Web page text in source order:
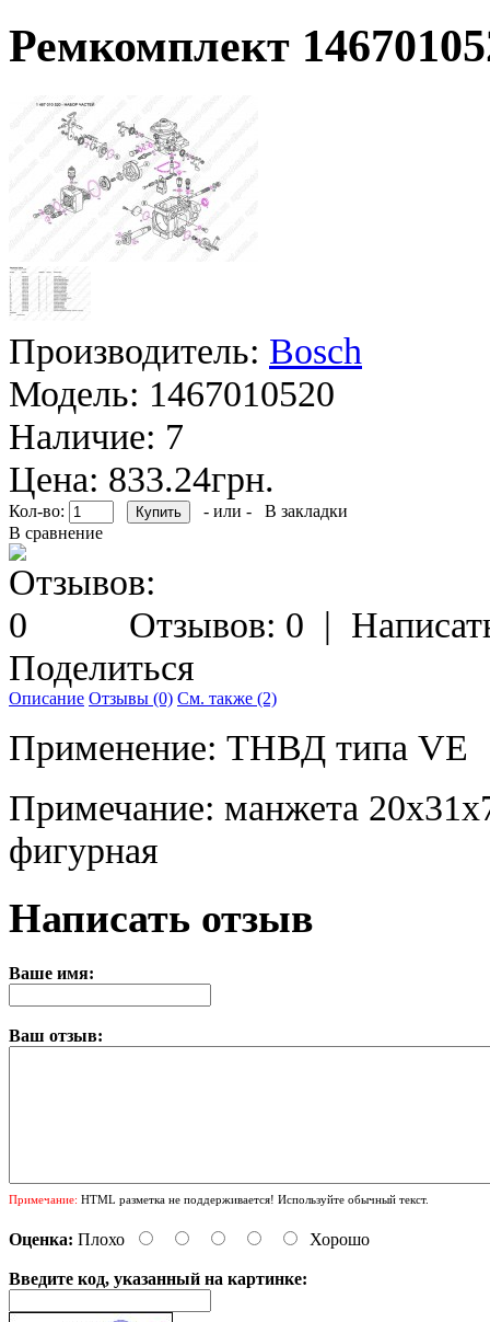
Ремкомплект
Производитель: Bosch
Модель: 1467010520
Наличие: 7
Цена: 833.24грн.
Кол-во: - или -
В закладки
В сравнение
Отзывов: 0 |
Поделиться
Описание Отзывы (0) См. также (2)
Применение: ТНВД типа VE
Примечание: манжета
фигурная
Написать отзыв
Ваше имя:
Ваш отзыв:
Примечание: HTML разметка не поддерживается! Используйте обычный текст.
Оценка: Плохо Хорошо
Введите код, указанный на картинке: